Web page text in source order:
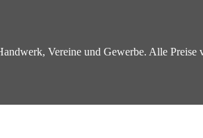
Vereine und Gewerbe. Alle Preise